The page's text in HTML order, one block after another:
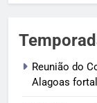
Reunião do
Alagoas